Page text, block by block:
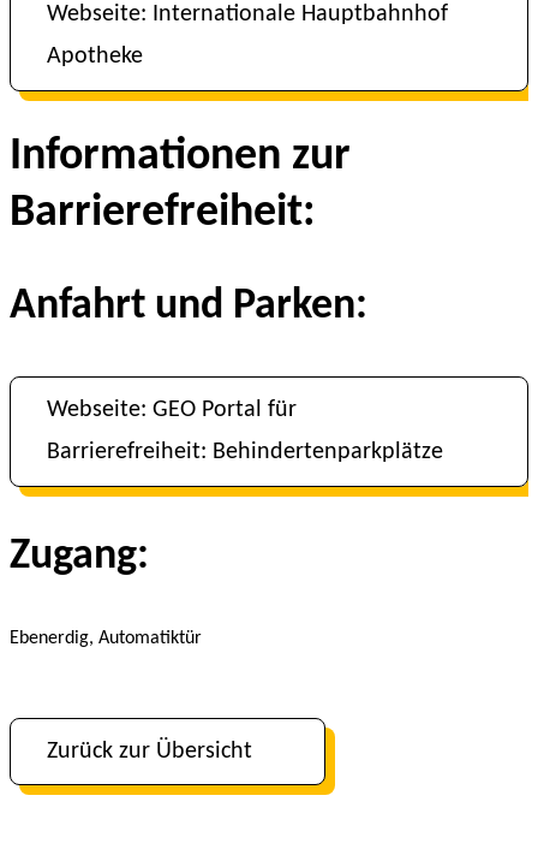
Webseite: Internationale Hauptbahnhof
Apotheke
Informationen zur
Barrierefreiheit:
Anfahrt und Parken:
Webseite: GEO Portal für
Barrierefreiheit: Behindertenparkplätze
Zugang:
Ebenerdig, Automatiktür
Zurück zur Übersicht